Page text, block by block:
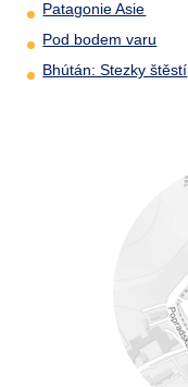
Patagonie Asie
Pod bodem varu
Bhútán: Stezky štěstí